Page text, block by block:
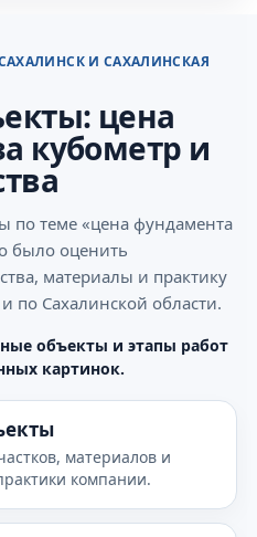
И САХАЛИНСКАЯ
цена
кубометр и
по теме «цена фундамента
было оценить
материалы и практику
по Сахалинской области.
объекты и этапы работ
картинок.
материалов и
компании.